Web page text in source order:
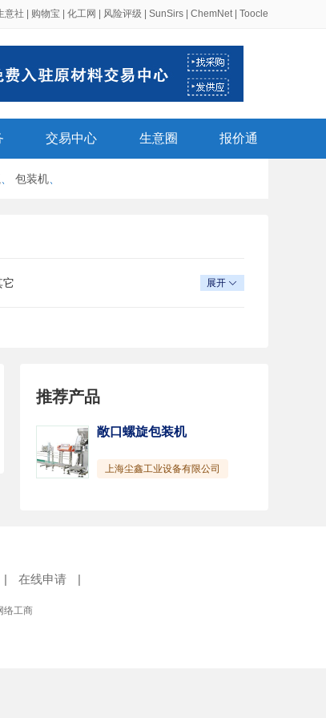
意社 购物宝 化工网 风险评级 SunSirs ChemNet| Toocle
交易中心 生意圈 报价通
包装机
它 展开 
推荐产品
敞口螺旋包装机
上海尘鑫工业设备有限公司
| 在线申请 |
络工商